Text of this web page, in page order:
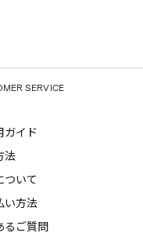
SERVICE
ガイド
法
ついて
い方法
るご質問